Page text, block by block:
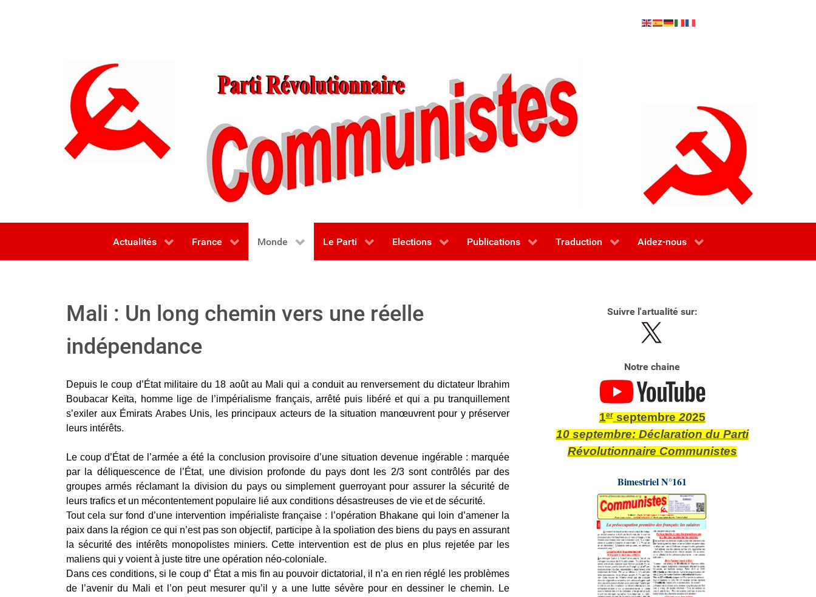
Actualités France Monde Le Parti Elections Publications Traduction Aidez-nous
Mali : Un long chemin vers une réelle
indépendance
Depuis le coup d’État militaire du 18 août au Mali qui a conduit au renversement du dictateur Ibrahim
Boubacar Keïta, homme lige de l’impérialisme français, arrêté puis libéré et qui a pu tranquillement
s’exiler aux Émirats Arabes Unis, les principaux acteurs de la situation manœuvrent pour y préserver
leurs intérêts.
Le coup d’État de l’armée a été la conclusion provisoire d’une situation devenue ingérable : marquée
par la déliquescence de l’État, une division profonde du pays dont les 2/3 sont contrôlés par des
groupes armés réclamant la division du pays ou simplement guerroyant pour assurer la sécurité de
leurs trafics et un mécontentement populaire lié aux conditions désastreuses de vie et de sécurité.
Tout cela sur fond d’une intervention impérialiste française : l’opération Bhakane qui loin d’amener la
paix dans la région ce qui n’est pas son objectif, participe à la spoliation des biens du pays en assurant
la sécurité des intérêts monopolistes miniers. Cette intervention est de plus en plus rejetée par les
maliens qui y voient à juste titre une opération néo-coloniale.
Dans ces conditions, si le coup d’ État a mis fin au pouvoir dictatorial, il n’a en rien réglé les problèmes
de l’avenir du Mali et l’on peut mesurer qu’il y a une lutte sévère pour en dessiner le chemin. Le
Suivre l'artualité sur:
Notre chaine
1erseptembre 2025
10 septembre: Déclaration du Parti
Révolutionnaire Communistes
Bimestriel N°161